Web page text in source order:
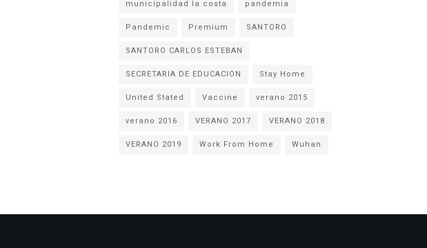
municipalidad la costa
pandemia
Pandemic
Premium
SANTORO
SANTORO CARLOS ESTEBAN
SECRETARIA DE EDUCACION
Stay Home
United Stated
Vaccine
verano 2015
verano 2016
VERANO 2017
VERANO 2018
VERANO 2019
Work From Home Wuhan